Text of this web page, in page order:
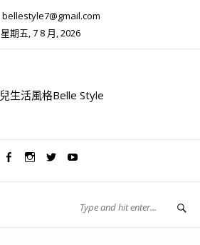
bellestyle7@gmail.com
星期五, 7 8 月, 2026